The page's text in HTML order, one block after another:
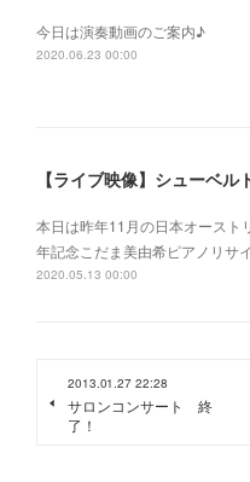
今日は演奏動画のご案内♪
2020.06.23 00:00
本日は昨年11月の日本オースト
年記念こだま美由希ピアノリサ
2020.05.13 00:00
2013.01.27 22:28
サロンコンサート 終
了！